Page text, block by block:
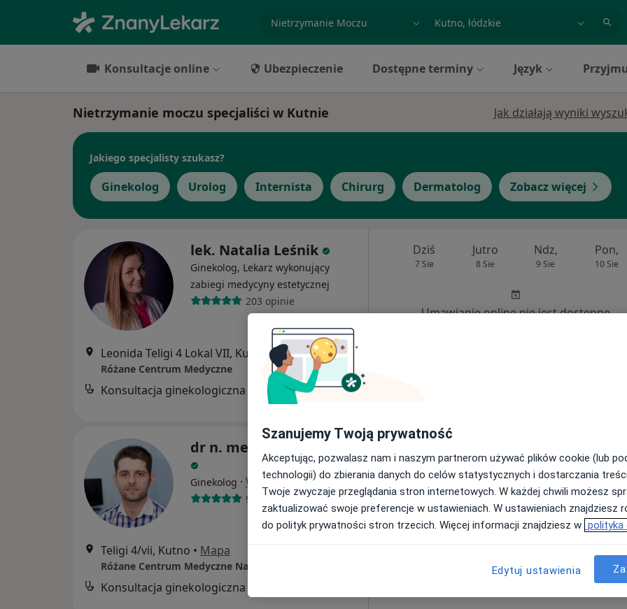
miasto lub dzielnica
Konsultacje online Ubezpieczenie Dostępne terminy Język
Nietrzymanie moczu specjaliści w Kutnie Jak działają wyniki
Jakiego specjalisty szukasz?
Ginekolog Urolog Internista Chirurg Dermatolog Zobacz więcej
lek. Natalia Leśnik
Ginekolog, Lekarz wykonujący
zabiegi medycyny estetycznej
203 opinie
Leonida Teligi 4 Lokal VII, Kutno • Mapa
Różane Centrum Medyczne
Konsultacja ginekologiczna 300 zł
Dziś
7 Sie
Jutro
8 Sie
Ndz,
9 Sie
Pon,
10 Sie
Umawianie online nie jest dostępne
dr n. med. Łukasz Janas
Ginekolog · Więcej
98 opinii
Teligi 4/vii, Kutno • Mapa
Różane Centrum Medyczne Natalia Leśnik
Konsultacja ginekologiczna
7 Sie 8 Sie 9 Sie 10 Sie
Brak kalendarza w Twojej lokalizacji.
Pokaż adresy z kalendarzem
Szanujemy Twoją prywatność
Akceptując, pozwalasz nam i naszym partnerom używać plików cookie (lub
technologii) do zbierania danych do celów statystycznych i dostarczania
Twoje zwyczaje przeglądania stron internetowych. W każdej chwili możesz
zaktualizować swoje preferencje w ustawieniach. W ustawieniach znajdziesz
do polityk prywatności stron trzecich. Więcej informacji znajdziesz w polityka
Edytuj ustawienia